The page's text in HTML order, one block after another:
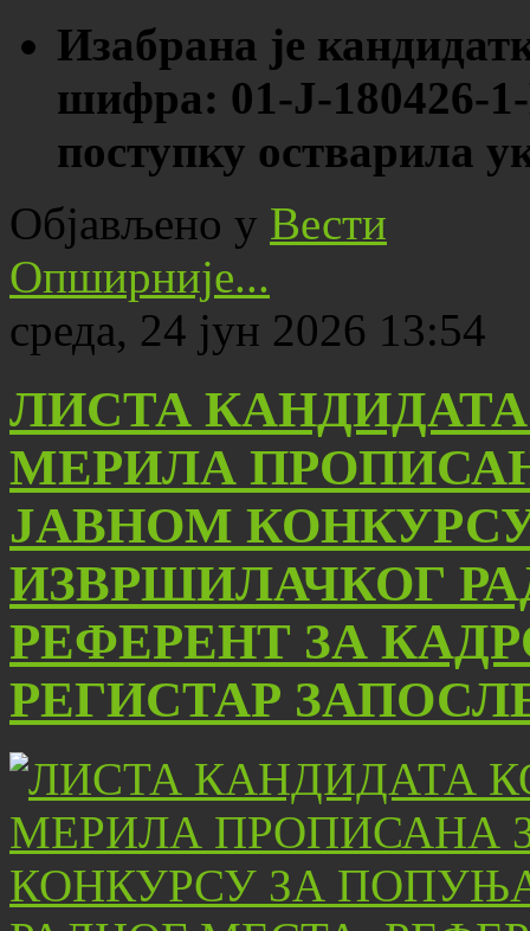
Изабрана је
шифра: 01-Ј-180426-
поступку остварила
Објављено у Вести
Опширније...
среда, 24 јун 2026 13:54
ЛИСТА
МЕРИЛА
ЈАВНОМ
ИЗВРШИЛАЧКОГ
РЕФЕРЕНТ ЗА
РЕГИСТАР